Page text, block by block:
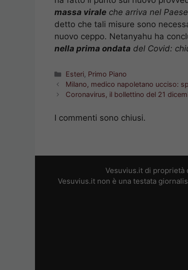
massa virale che arriva nel
detto che tali misure sono
nuovo ceppo. Netanyahu ha
nella prima ondata del Covid:
Categorie
Esteri, Primo Piano
Milano, medico napoletano ucciso:
Coronavirus, il bollettino del 21
I commenti sono chiusi.
Vesuvius.it di proprietà
Vesuvius.it non è una testata